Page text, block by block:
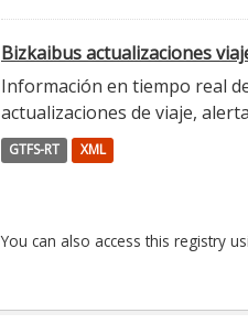
Bizkaibus actualizaciones
Información en tiempo real
actualizaciones de viaje,
GTFS-RT XML
You can also access this registry